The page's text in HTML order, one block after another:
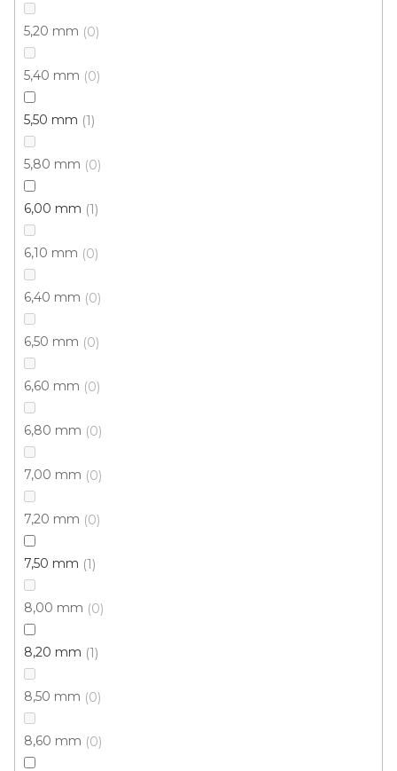
5,20 mm 0
5,40 mm 0
5,50 mm 1
5,80 mm 0
6,00 mm 1
6,10 mm 0
6,40 mm 0
6,50 mm 0
6,60 mm 0
6,80 mm 0
7,00 mm 0
7,20 mm 0
7,50 mm 1
8,00 mm 0
8,20 mm 1
8,50 mm 0
8,60 mm 0
Koberec metráž Chelsea 112 Sea Salt
1 513 Kč
5 m